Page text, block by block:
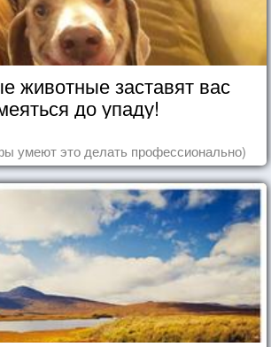
животные заставят вас
до упаду!
умеют это делать профессионально)